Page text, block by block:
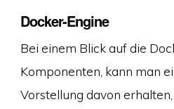
Docker-Engine
Bei einem Blick auf die
Komponenten, kann man
Vorstellung davon